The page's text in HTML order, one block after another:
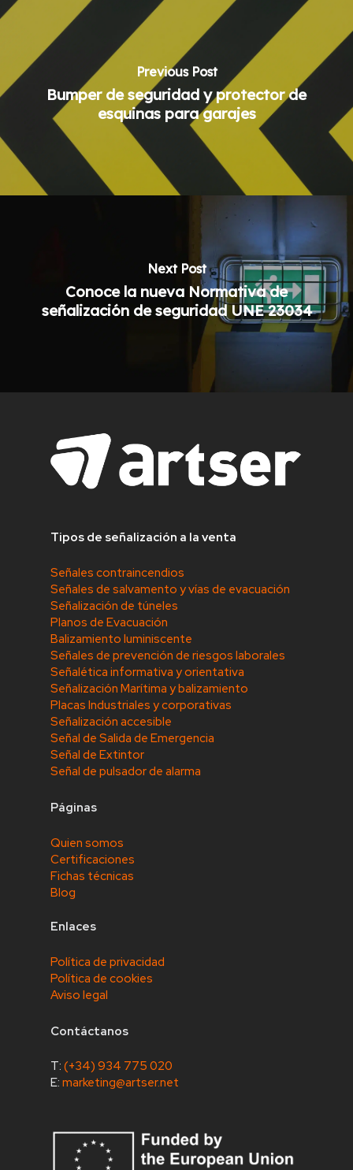
Previous Post
Bumper de seguridad y protector de
esquinas para garajes
Next Post
Conoce la nueva Normativa de
señalización de seguridad UNE 23034
Tipos de señalización a la venta
Señales contraincendios
Señales de salvamento y vías de evacuación
Señalización de túneles
Planos de Evacuación
Balizamiento luminiscente
Señales de prevención de riesgos laborales
Señalética informativa y orientativa
Señalización Marítima y balizamiento
Placas Industriales y corporativas
Señalización accesible
Señal de Salida de Emergencia
Señal de Extintor
Señal de pulsador de alarma
Páginas
Quien somos
Certificaciones
Fichas técnicas
Blog
Enlaces
Política de privacidad
Política de cookies
Aviso legal
Contáctanos
T:(+34) 934 775 020
E:marketing@artser.net